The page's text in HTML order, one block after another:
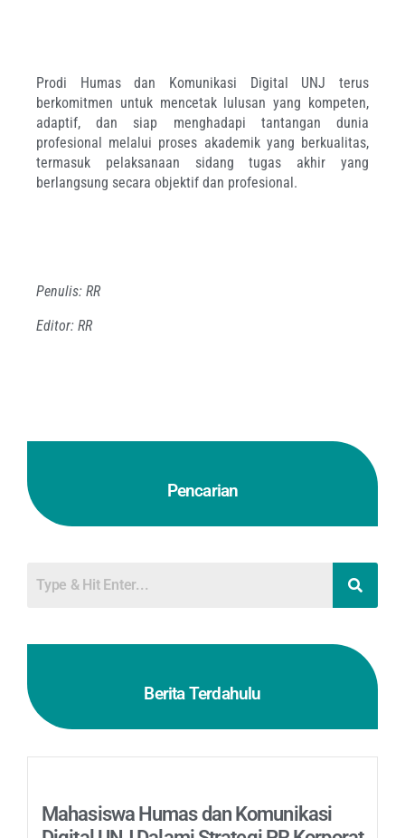
Pencarian
Berita Terdahulu
Mahasiswa Humas dan Komunikasi
Prodi Humas dan Komunikasi Digital UNJ terus
berkomitmen untuk mencetak lulusan yang kompeten,
adaptif, dan siap menghadapi tantangan dunia
profesional melalui proses akademik yang berkualitas,
termasuk pelaksanaan sidang tugas akhir yang
berlangsung secara objektif dan profesional.
Penulis: RR
Editor: RR